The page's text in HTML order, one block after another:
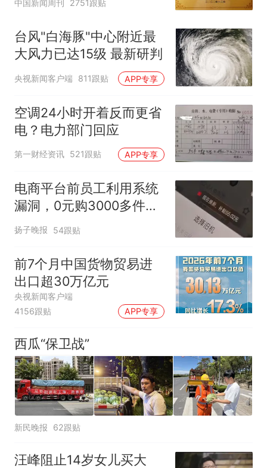
中国新闻周刊 2751跟贴
台风"白海豚"中心附近最
大风力已达15级 最新研判
央视新闻客户端 811跟贴 APP专享
空调24小时开着反而更省
电？电力部门回应
第一财经资讯 521跟贴 APP专享
电商平台前员工利用系统
漏洞，0元购3000多件家
电！
扬子晚报 54跟贴
前7个月中国货物贸易进
出口超30万亿元
央视新闻客户端
4156跟贴
APP专享
西瓜“保卫战”
新民晚报 62跟贴
汪峰阻止14岁女儿买大